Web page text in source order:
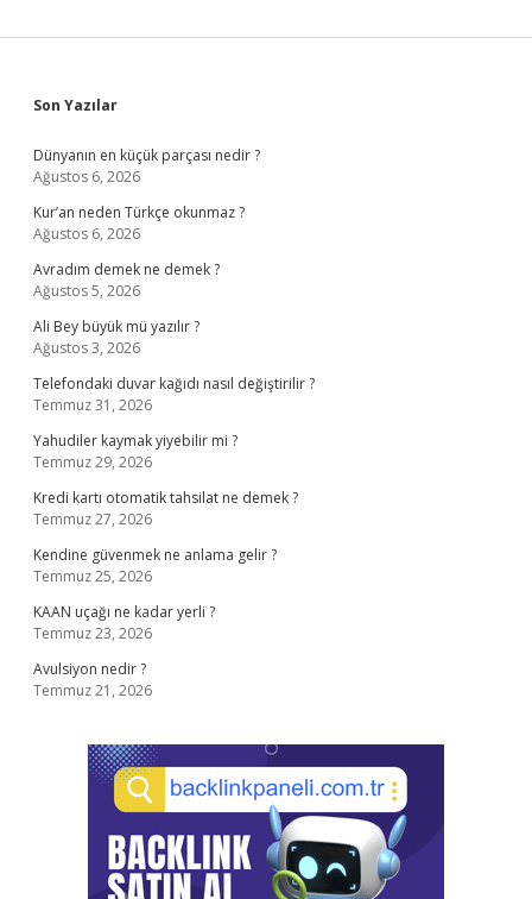
Sidebar
Son Yazılar
Dünyanın en küçük parçası nedir ?
Ağustos 6, 2026
Kur’an neden Türkçe okunmaz ?
Ağustos 6, 2026
Avradım demek ne demek ?
Ağustos 5, 2026
Ali Bey büyük mü yazılır ?
Ağustos 3, 2026
Telefondaki duvar kağıdı nasıl değiştirilir ?
Temmuz 31, 2026
Yahudiler kaymak yiyebilir mi ?
Temmuz 29, 2026
Kredi kartı otomatik tahsilat ne demek ?
Temmuz 27, 2026
Kendine güvenmek ne anlama gelir ?
Temmuz 25, 2026
KAAN uçağı ne kadar yerli ?
Temmuz 23, 2026
Avulsiyon nedir ?
Temmuz 21, 2026